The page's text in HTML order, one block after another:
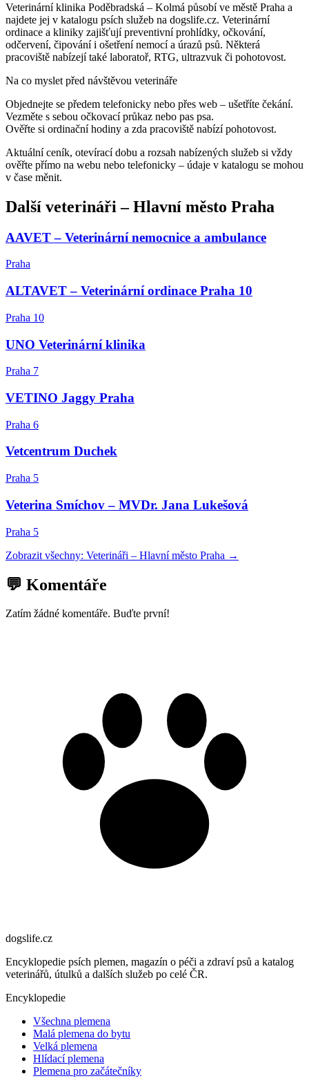
Veterinární klinika Poděbradská – Kolmá působí ve městě Praha a
najdete jej v katalogu psích služeb na dogslife.cz. Veterinární
ordinace a kliniky zajišťují preventivní prohlídky, očkování,
odčervení, čipování i ošetření nemocí a úrazů psů. Některá
pracoviště nabízejí také laboratoř, RTG, ultrazvuk či pohotovost.
Na co myslet před návštěvou veterináře
Objednejte se předem telefonicky nebo přes web – ušetříte čekání.
Vezměte s sebou očkovací průkaz nebo pas psa.
Ověřte si ordinační hodiny a zda pracoviště nabízí pohotovost.
Aktuální ceník, otevírací dobu a rozsah nabízených služeb si vždy
ověřte přímo na webu nebo telefonicky – údaje v katalogu se mohou
v čase měnit.
Další veterináři –Hlavní město Praha
AAVET – Veterinární nemocnice a ambulance
Praha
ALTAVET – Veterinární ordinace Praha 10
Praha 10
UNO Veterinární klinika
Praha 7
VETINO Jaggy Praha
Praha 6
Vetcentrum Duchek
Praha 5
Veterina Smíchov – MVDr. Jana Lukešová
Praha 5
Zobrazit všechny: Veterináři – Hlavní město Praha →
💬 Komentáře
Zatím žádné komentáře. Buďte první!
dogslife.cz
Encyklopedie psích plemen, magazín o péči a zdraví psů a katalog
veterinářů, útulků a dalších služeb po celé ČR.
Encyklopedie
Všechna plemena
Malá plemena do bytu
Velká plemena
Hlídací plemena
Plemena pro začátečníky